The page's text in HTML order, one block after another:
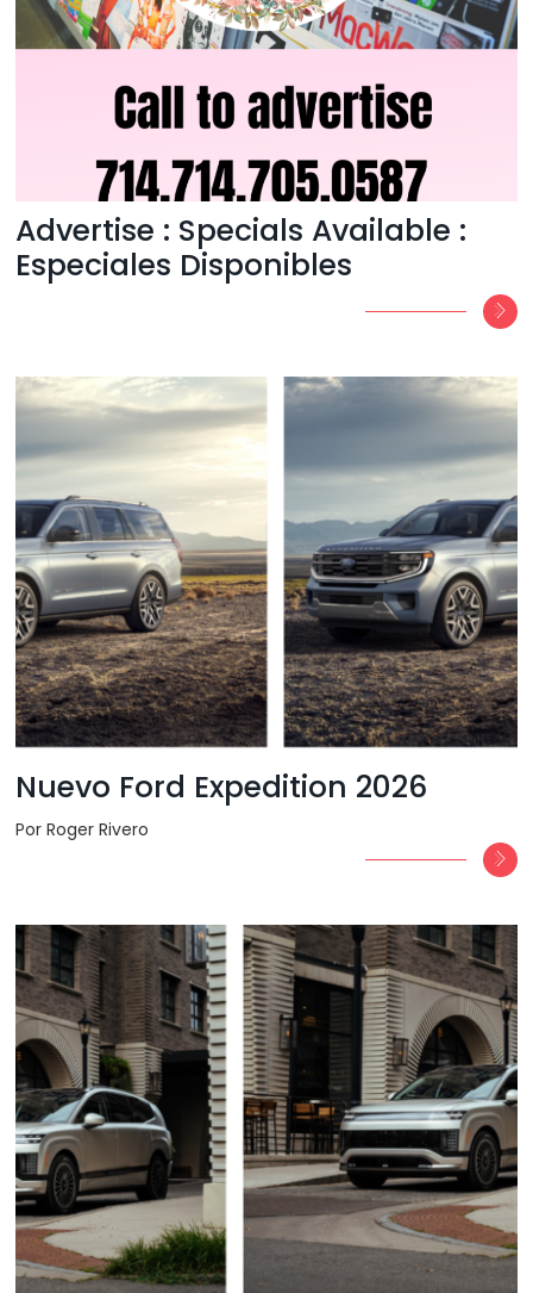
Advertise : Specials Available :
Especiales Disponibles
Nuevo Ford Expedition 2026
Por Roger Rivero